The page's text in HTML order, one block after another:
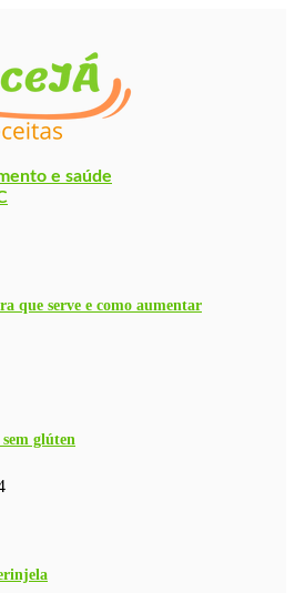
e saúde
que serve e como aumentar
glúten